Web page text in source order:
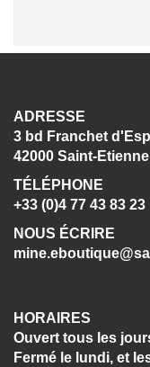
ADRESSE
3 bd Franchet
42000 Saint-Etienne
TÉLÉPHONE
+33 (0)4 77 43 83 23
NOUS ÉCRIRE
HORAIRES
Ouvert tous les
Fermé le lundi, et